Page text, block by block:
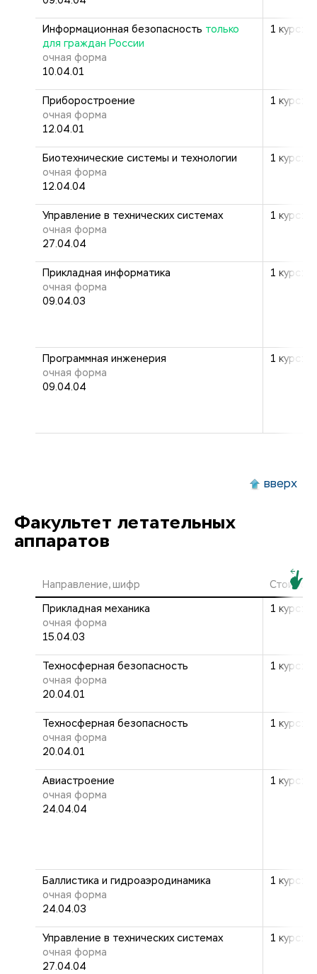
Информационная безопасность только
для граждан России
очная форма
10.04.01
1 курс:
Приборостроение
очная форма
12.04.01
1 курс:
Биотехнические системы и технологии
очная форма
12.04.04
1 курс:
Управление в технических системах
очная форма
27.04.04
1 курс:
Прикладная информатика
очная форма
09.04.03
1 курс:
Программная инженерия
очная форма
09.04.04
1 курс:
вверх
Факультет летательных
аппаратов
Направление, шифр
Прикладная механика
очная форма
15.04.03
1 курс:
Техносферная безопасность
очная форма
20.04.01
1 курс:
Техносферная безопасность
очная форма
20.04.01
1 курс:
Авиастроение
очная форма
24.04.04
1 курс:
Баллистика и гидроаэродинамика
очная форма
24.04.03
1 курс:
Управление в технических системах
очная форма
27.04.04
1 курс: